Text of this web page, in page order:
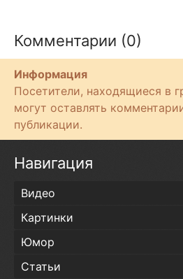
Комментарии (0)
Информация
Посетители, находящиеся в
могут оставлять
публикации.
Навигация
Видео
Картинки
Юмор
Статьи